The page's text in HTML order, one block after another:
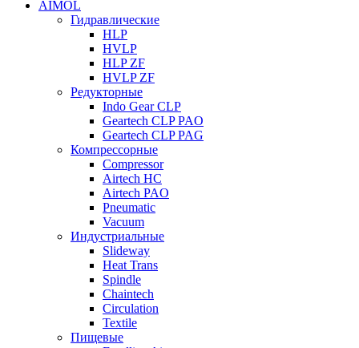
AIMOL
Гидравлические
HLP
HVLP
HLP ZF
HVLP ZF
Редукторные
Indo Gear CLP
Geartech CLP PAO
Geartech CLP PAG
Компрессорные
Compressor
Airtech HC
Airtech PAO
Pneumatic
Vacuum
Индустриальные
Slideway
Heat Trans
Spindle
Chaintech
Circulation
Textile
Пищевые